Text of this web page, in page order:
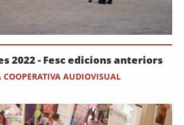
2022 - Fesc edicions anteriors
COOPERATIVA AUDIOVISUAL